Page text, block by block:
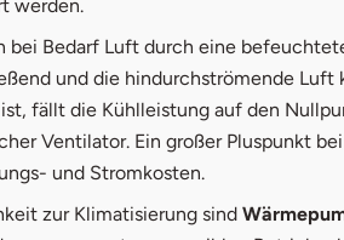
werden.
bei Bedarf Luft durch eine
und die hindurchströmende Luft
fällt die Kühlleistung auf den
Ventilator. Ein großer Pluspunkt
und Stromkosten.
zur Klimatisierung sind